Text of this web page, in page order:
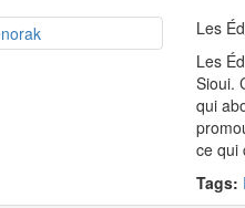
Les
Les
Sioui.
qui
ce qui
Tags: